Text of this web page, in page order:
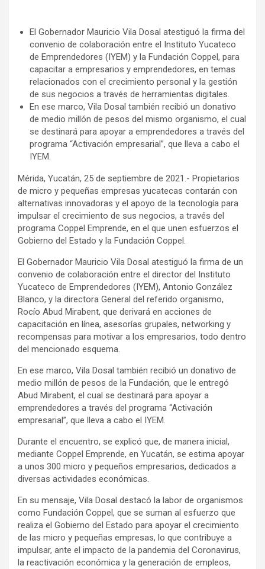
El Gobernador Mauricio Vila Dosal atestiguó la firma del
convenio de colaboración entre el Instituto Yucateco
de Emprendedores (IYEM) y la Fundación Coppel, para
capacitar a empresarios y emprendedores, en temas
relacionados con el crecimiento personal y la gestión
de sus negocios a través de herramientas digitales.
En ese marco, Vila Dosal también recibió un donativo
de medio millón de pesos del mismo organismo, el cual
se destinará para apoyar a emprendedores a través del
programa “Activación empresarial”, que lleva a cabo el
IYEM.
Mérida, Yucatán, 25 de septiembre de 2021.- Propietarios
de micro y pequeñas empresas yucatecas contarán con
alternativas innovadoras y el apoyo de la tecnología para
impulsar el crecimiento de sus negocios, a través del
programa Coppel Emprende, en el que unen esfuerzos el
Gobierno del Estado y la Fundación Coppel.
El Gobernador Mauricio Vila Dosal atestiguó la firma de un
convenio de colaboración entre el director del Instituto
Yucateco de Emprendedores (IYEM), Antonio González
Blanco, y la directora General del referido organismo,
Rocío Abud Mirabent, que derivará en acciones de
capacitación en línea, asesorías grupales, networking y
recompensas para motivar a los empresarios, todo dentro
del mencionado esquema.
En ese marco, Vila Dosal también recibió un donativo de
medio millón de pesos de la Fundación, que le entregó
Abud Mirabent, el cual se destinará para apoyar a
emprendedores a través del programa “Activación
empresarial”, que lleva a cabo el IYEM.
Durante el encuentro, se explicó que, de manera inicial,
mediante Coppel Emprende, en Yucatán, se estima apoyar
a unos 300 micro y pequeños empresarios, dedicados a
diversas actividades económicas.
En su mensaje, Vila Dosal destacó la labor de organismos
como Fundación Coppel, que se suman al esfuerzo que
realiza el Gobierno del Estado para apoyar el crecimiento
de las micro y pequeñas empresas, lo que contribuye a
impulsar, ante el impacto de la pandemia del Coronavirus,
la reactivación económica y la generación de empleos,